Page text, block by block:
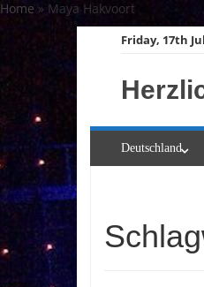
Skip
Home » Maya Hakvoort
Friday, 17th
Deutschland